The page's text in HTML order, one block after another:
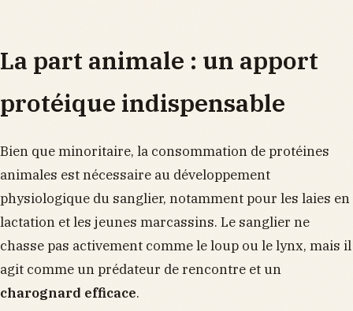
La part animale : un apport
protéique indispensable
Bien que minoritaire, la consommation de protéines
animales est nécessaire au développement
physiologique du sanglier, notamment pour les laies en
lactation et les jeunes marcassins. Le sanglier ne
chasse pas activement comme le loup ou le lynx, mais il
agit comme un prédateur de rencontre et un
charognard efficace.